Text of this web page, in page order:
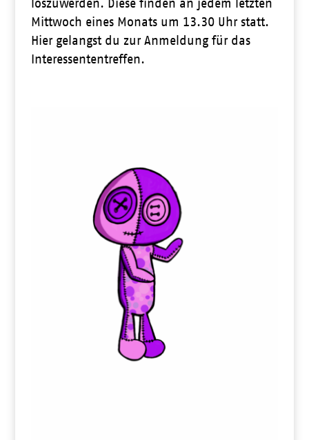
loszuwerden. Diese finden an jedem letzten
Mittwoch eines Monats um 13.30 Uhr statt.
Hier gelangst du zur Anmeldung für das
Interessententreffen.